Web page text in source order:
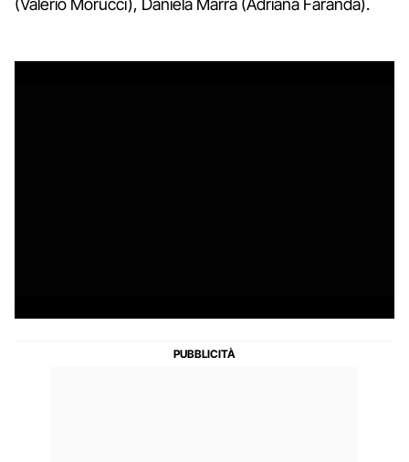
(Valerio Morucci), Daniela Marra (Adriana Faranda).